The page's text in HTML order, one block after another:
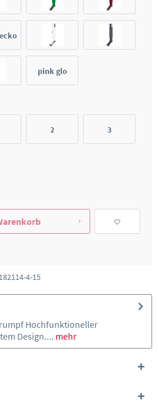
pink glo
2 3
4-15
Hochfunktioneller
Design.... mehr